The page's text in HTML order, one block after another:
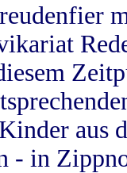
aus
- in